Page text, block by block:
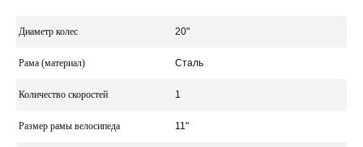
Диаметр колес 20"
Рама (материал) Сталь
Количество скоростей 1
Размер рамы велосипеда 11"